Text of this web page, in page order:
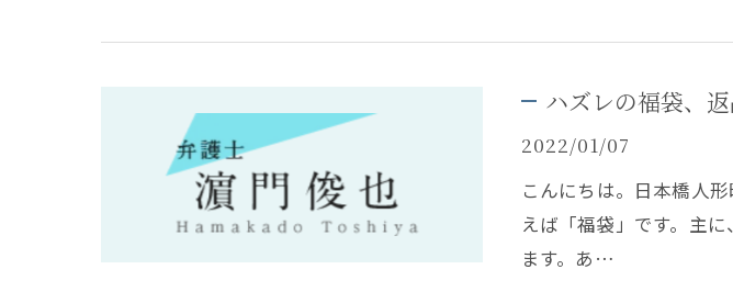
ハズレの福袋、
2022/01/07
こんにちは。日本橋人
えば「福袋」です。主
ます。あ…